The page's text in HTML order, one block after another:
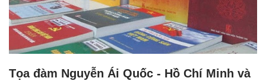
Tọa đàm Nguyễn Ái Quốc - Hồ Chí Minh và